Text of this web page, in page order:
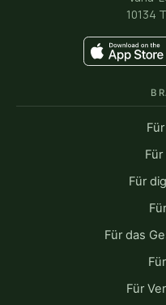
10134
Für
Für das
Für